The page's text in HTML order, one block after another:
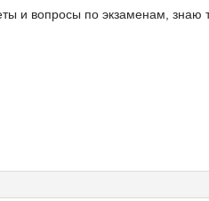
и вопросы по экзаменам, знаю